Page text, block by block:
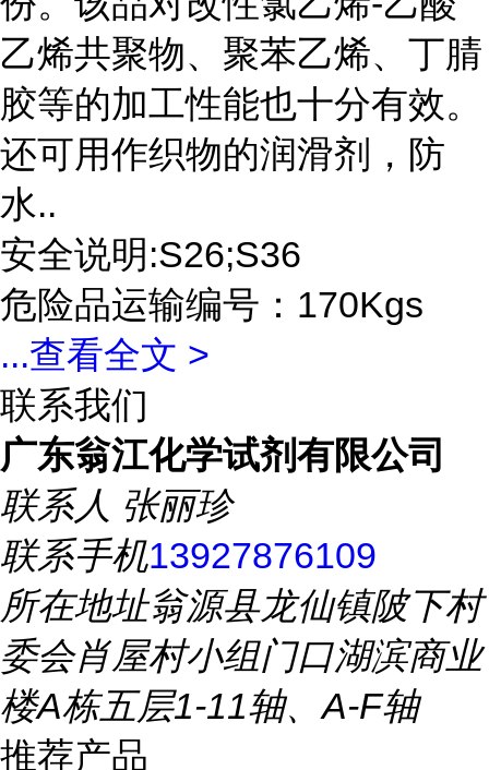
乙烯共聚物、聚苯乙烯、丁腈
胶等的加工性能也十分有效。
还可用作织物的润滑剂，防
水..
安全说明:S26;S36
危险品运输编号：170Kgs
...查看全文 >
联系我们
广东翁江化学试剂有限公司
联系人 张丽珍
联系手机13927876109
所在地址翁源县龙仙镇陂下村
委会肖屋村小组门口湖滨商业
楼A栋五层1-11轴、A-F轴
推荐产品